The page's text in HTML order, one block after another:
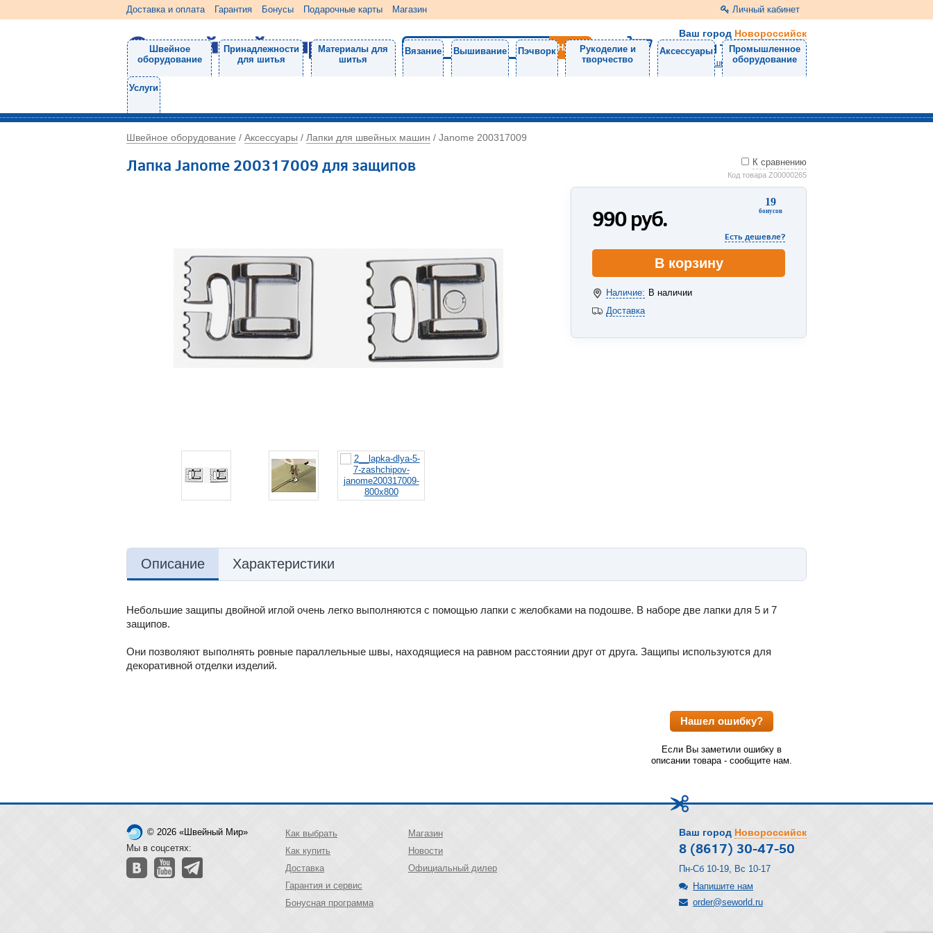
Доставка и оплата Гарантия Бонусы Подарочные карты Магазин Личный кабинет
Ваш город Новороссийск
8 (8617) 30-47-50
Напишите нам
Швейное
оборудование
Принадлежности
для шитья
Материалы для
шитья
Вязание Вышивание Пэчворк
Рукоделие и
творчество
Аксессуары
Промышленное
оборудование
Услуги
Швейное оборудование / Аксессуары / Лапки для швейных машин / Janome 200317009
Лапка Janome 200317009 для защипов К сравнению
Код товара Z00000265
19
бонусов
990руб.
Есть дешевле?
В корзину
Наличие: В наличии
Доставка
Описание Характеристики
Небольшие защипы двойной иглой очень легко выполняются с помощью лапки с желобками на подошве. В наборе две лапки для 5 и 7
защипов.
Они позволяют выполнять ровные параллельные швы, находящиеся на равном расстоянии друг от друга. Защипы используются для
декоративной отделки изделий.
Нашел ошибку?
Если Вы заметили ошибку в
описании товара - сообщите нам.
© 2026 «Швейный Мир»
Мы в соцсетях:
Как выбрать
Как купить
Доставка
Гарантия и сервис
Бонусная программа
Магазин
Новости
Официальный дилер
Ваш город Новороссийск
8 (8617) 30-47-50
Пн-Сб 10-19, Вс 10-17
Напишите нам
order@seworld.ru